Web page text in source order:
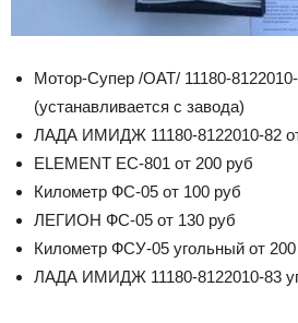
Мотор-Супер /ОАТ/ 11180-
(устанавливается с завода)
ЛАДА ИМИДЖ 11180-8122010-82
ELEMENT EC-801 от 200 руб
Километр ФC-05 от 100 руб
ЛЕГИОН ФC-05 от 130 руб
Километр ФCУ-05 угольный от
ЛАДА ИМИДЖ 11180-8122010-83